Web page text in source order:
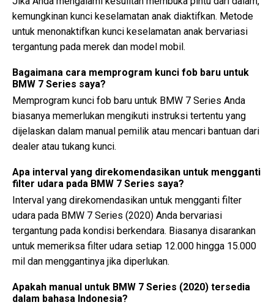
kemungkinan kunci keselamatan anak diaktifkan. Metode
untuk menonaktifkan kunci keselamatan anak bervariasi
tergantung pada merek dan model mobil.
Bagaimana cara memprogram kunci fob baru untuk
BMW 7 Series saya?
Memprogram kunci fob baru untuk BMW 7 Series Anda
biasanya memerlukan mengikuti instruksi tertentu yang
dijelaskan dalam manual pemilik atau mencari bantuan dari
dealer atau tukang kunci.
Apa interval yang direkomendasikan untuk mengganti
filter udara pada BMW 7 Series saya?
Interval yang direkomendasikan untuk mengganti filter
udara pada BMW 7 Series (2020) Anda bervariasi
tergantung pada kondisi berkendara. Biasanya disarankan
untuk memeriksa filter udara setiap 12.000 hingga 15.000
mil dan menggantinya jika diperlukan.
Apakah manual untuk BMW 7 Series (2020) tersedia
dalam bahasa Indonesia?